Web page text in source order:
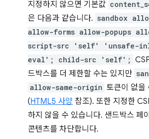
지정하지 않으면 기본값
은 다음과 같습니다. sandbox
allow-forms allow-popups
script-src 'self' 'unsafe-
eval'; child-src 'self';
드박스를 더 제한할 수는 있지만
allow-same-origin 토큰이 없을
(HTML5 사양 참조). 또한 지정한
하지 않을 수 있습니다. 샌드박스 페
콘텐츠를 차단합니다.